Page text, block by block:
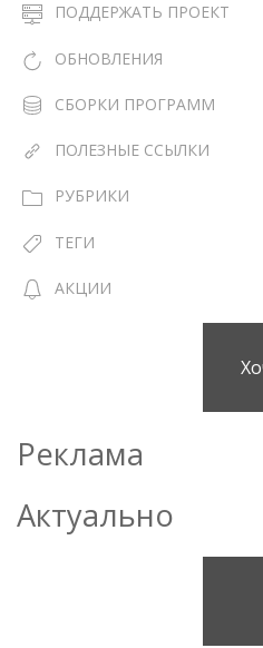
ПОДДЕРЖАТЬ ПРОЕКТ
ОБНОВЛЕНИЯ
СБОРКИ ПРОГРАММ
ПОЛЕЗНЫЕ ССЫЛКИ
РУБРИКИ
ТЕГИ
АКЦИИ
Реклама
Актуально